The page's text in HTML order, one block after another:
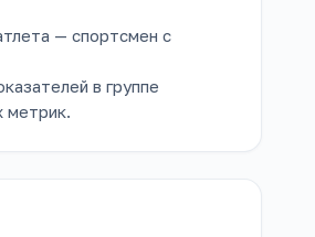
— спортсмен с
в группе
метрик.